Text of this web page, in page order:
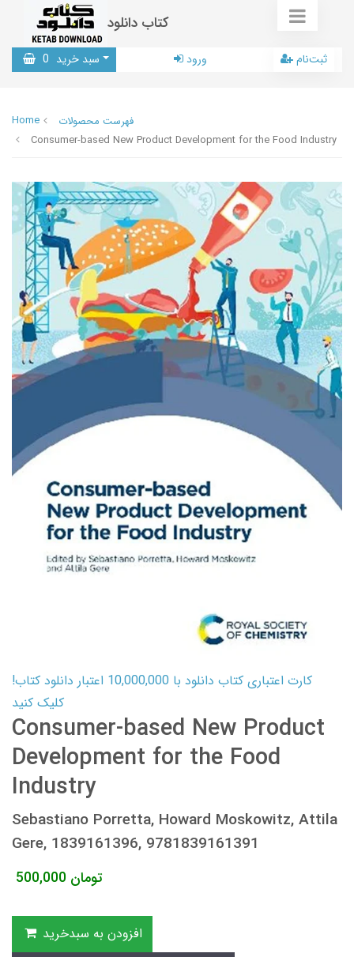
کتاب دانلود
سبد خرید 0 ورود ثبت‌نام
Home
فهرست محصولات
Consumer-based New Product Development for the Food Industry
کارت اعتباری کتاب دانلود با 10,000,000 اعتبار دانلود کتاب!
کلیک کنید
Consumer-based New Product
Development for the Food
Industry
Sebastiano Porretta, Howard Moskowitz, Attila
Gere, 1839161396, 9781839161391
500,000 تومان
افزودن به سبدخرید